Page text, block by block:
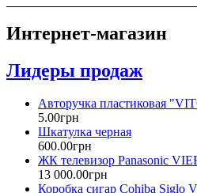
Интернет-магазин
Лидеры продаж
Авторучка пластиковая
5.00грн
Шкатулка черная
600.00грн
ЖК телевизор Panasonic
13 000.00грн
Коробка cигар Cohiba Siglo